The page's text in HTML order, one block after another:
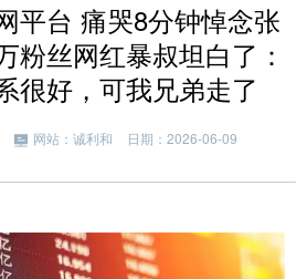
平台 痛哭8分钟悼念张
粉丝网红暴叔坦白了：
很好，可我兄弟走了
网站：诚利和
日期：2026-06-09